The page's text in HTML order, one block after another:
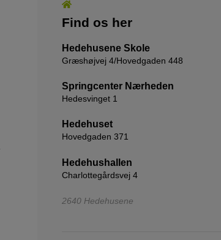
Find os her
Hedehusene Skole
Græshøjvej 4/Hovedgaden 448
Springcenter Nærheden
Hedesvinget 1
Hedehuset
Hovedgaden 371
Hedehushallen
Charlottegårdsvej 4
2640 Hedehusene